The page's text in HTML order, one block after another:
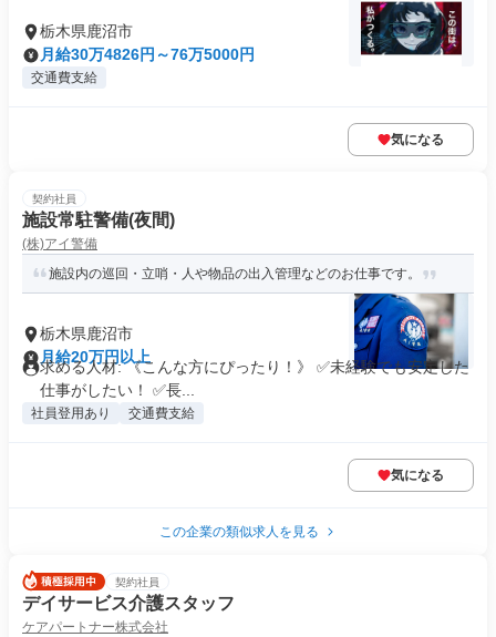
栃木県鹿沼市
月給30万4826円～76万5000円
交通費支給
気になる
契約社員
施設常駐警備(夜間)
(株)アイ警備
施設内の巡回・立哨・人や物品の出入管理などのお仕事です。
栃木県鹿沼市
月給20万円以上
求める人材: 《こんな方にぴったり！》 ✅未経験でも安定した
仕事がしたい！ ✅長...
社員登用あり 交通費支給
気になる
この企業の類似求人を見る
契約社員
デイサービス介護スタッフ
ケアパートナー株式会社